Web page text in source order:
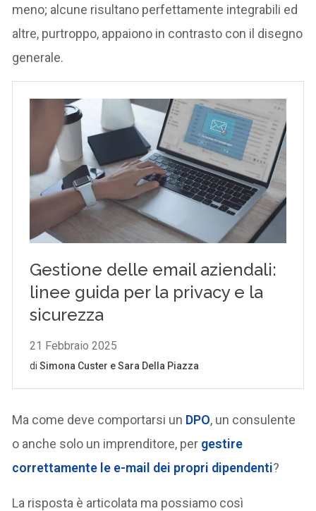
meno; alcune risultano perfettamente integrabili ed
altre, purtroppo, appaiono in contrasto con il disegno
generale.
Ma come deve comportarsi un DPO, un consulente
o anche solo un imprenditore, per gestire
correttamente le e-mail dei propri dipendenti?
La risposta è articolata ma possiamo così